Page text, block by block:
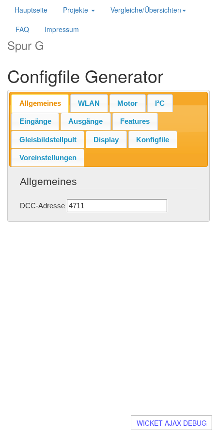
Hauptseite Projekte
Vergleiche/Übersichten
FAQ
Impressum
Spur G
Configfile Generator
Allgemeines WLAN Motor I²C
Eingänge Ausgänge Features
Gleisbildstellpult Display Konfigfile
Voreinstellungen
Allgemeines
DCC-Adresse
WICKET AJAX DEBUG